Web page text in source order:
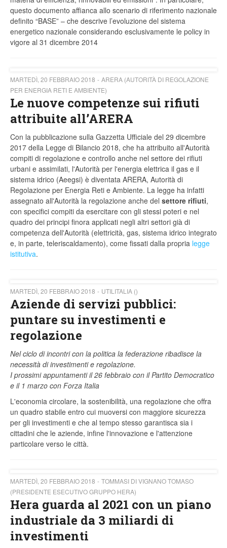
questo documento affianca allo scenario di riferimento nazionale
definito “BASE” – che descrive l’evoluzione del sistema
energetico nazionale considerando esclusivamente le policy in
vigore al 31 dicembre 2014
MARTEDÌ, 20 FEBBRAIO 2018
ARERA (AUTORITÀ DI REGOLAZIONE
PER ENERGIA RETI E AMBIENTE)
Le nuove competenze sui rifiuti
attribuite all’ARERA
Con la pubblicazione sulla Gazzetta Ufficiale del 29 dicembre
2017 della Legge di Bilancio 2018, che ha attribuito all'Autorità
compiti di regolazione e controllo anche nel settore dei rifiuti
urbani e assimilati, l'Autorità per l'energia elettrica il gas e il
sistema idrico (Aeegsi) è diventata ARERA, Autorità di
Regolazione per Energia Reti e Ambiente. La legge ha infatti
assegnato all'Autorità la regolazione anche del settore rifiuti,
con specifici compiti da esercitare con gli stessi poteri e nel
quadro dei principi finora applicati negli altri settori già di
competenza dell'Autorità (elettricità, gas, sistema idrico integrato
e, in parte, teleriscaldamento), come fissati dalla propria legge
istitutiva.
MARTEDÌ, 20 FEBBRAIO 2018 UTILITALIA ()
Aziende di servizi pubblici:
puntare su investimenti e
regolazione
Nel ciclo di incontri con la politica la federazione ribadisce la
necessità di investimenti e regolazione.
I prossimi appuntamenti il 26 febbraio con il Partito Democratico
e il 1 marzo con Forza Italia
L'economia circolare, la sostenibilità, una regolazione che offra
un quadro stabile entro cui muoversi con maggiore sicurezza
per gli investimenti e che al tempo stesso garantisca sia i
cittadini che le aziende, infine l'innovazione e l'attenzione
particolare verso le città.
MARTEDÌ, 20 FEBBRAIO 2018
TOMMASI DI VIGNANO TOMASO
(PRESIDENTE ESECUTIVO GRUPPO HERA)
Hera guarda al 2021 con un piano
industriale da 3 miliardi di
investimenti